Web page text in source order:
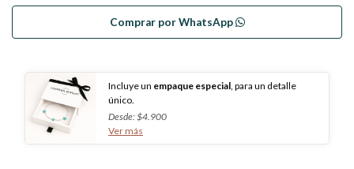
Comprar por WhatsApp
Incluye un empaque especial , para un detalle
único.
Desde: $4.900
Ver más